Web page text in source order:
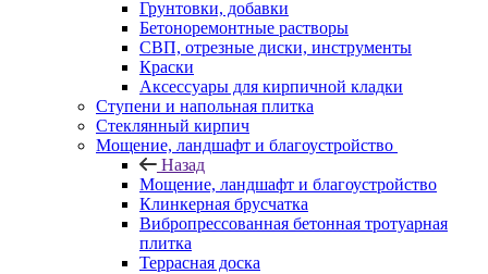
Грунтовки, добавки
Бетоноремонтные растворы
СВП, отрезные диски, инструменты
Краски
Аксессуары для кирпичной кладки
Ступени и напольная плитка
Cтеклянный кирпич
Мощение, ландшафт и благоустройство
Назад
Мощение, ландшафт и благоустройство
Клинкерная брусчатка
Вибропрессованная бетонная тротуарная
плитка
Террасная доска